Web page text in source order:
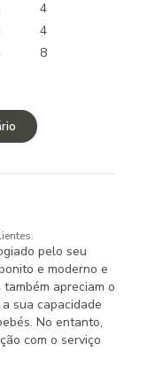
4
4
8
pelo seu
e moderno e
apreciam o
sua capacidade
No entanto,
com o serviço